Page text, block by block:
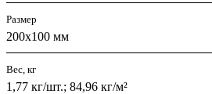
Размер
200х100 мм
Вес, кг
1,77 кг/шт.; 84,96 кг/м²